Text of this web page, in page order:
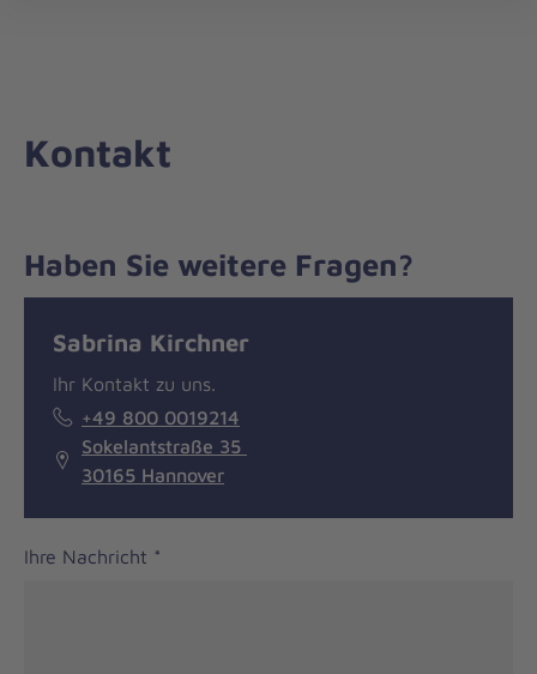
zum
Kontakt
Haben Sie weitere Fragen?
Sabrina Kirchner
Ihr Kontakt zu uns.
+49 800 0019214
Sokelantstraße 35
30165 Hannover
Ihre Nachricht *